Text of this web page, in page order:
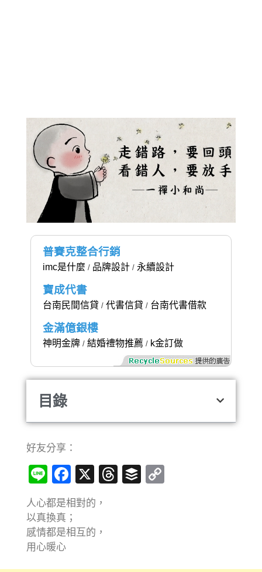
普賽克整合行銷
imc是什麼 / 品牌設計/ 永續設計
寶成代書
台南民間信貸 / 代書信貸 / 台南代書借款
金滿億銀樓
神明金牌/ 結婚禮物推薦 / k金訂做
目錄
好友分享：
LineFacebook
X Threads
Buffer
人心都是相對的，
以真換真；
感情都是相互的，
用心暖心